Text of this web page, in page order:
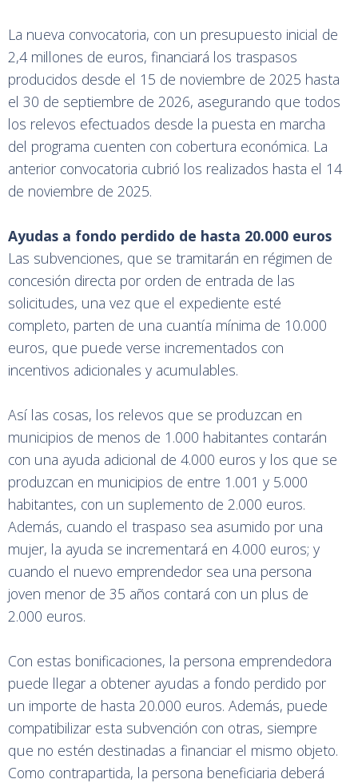
La nueva convocatoria, con un presupuesto inicial de
2,4 millones de euros, financiará los traspasos
producidos desde el 15 de noviembre de 2025 hasta
el 30 de septiembre de 2026, asegurando que todos
los relevos efectuados desde la puesta en marcha
del programa cuenten con cobertura económica. La
anterior convocatoria cubrió los realizados hasta el 14
de noviembre de 2025.
Ayudas a fondo perdido de hasta 20.000 euros
Las subvenciones, que se tramitarán en régimen de
concesión directa por orden de entrada de las
solicitudes, una vez que el expediente esté
completo, parten de una cuantía mínima de 10.000
euros, que puede verse incrementados con
incentivos adicionales y acumulables.
Así las cosas, los relevos que se produzcan en
municipios de menos de 1.000 habitantes contarán
con una ayuda adicional de 4.000 euros y los que se
produzcan en municipios de entre 1.001 y 5.000
habitantes, con un suplemento de 2.000 euros.
Además, cuando el traspaso sea asumido por una
mujer, la ayuda se incrementará en 4.000 euros; y
cuando el nuevo emprendedor sea una persona
joven menor de 35 años contará con un plus de
2.000 euros.
Con estas bonificaciones, la persona emprendedora
puede llegar a obtener ayudas a fondo perdido por
un importe de hasta 20.000 euros. Además, puede
compatibilizar esta subvención con otras, siempre
que no estén destinadas a financiar el mismo objeto.
Como contrapartida, la persona beneficiaria deberá